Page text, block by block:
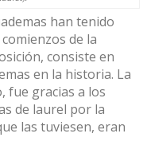
han tenido
de la
consiste en
en la historia. La
fue gracias a los
de laurel por la
las tuviesen, eran